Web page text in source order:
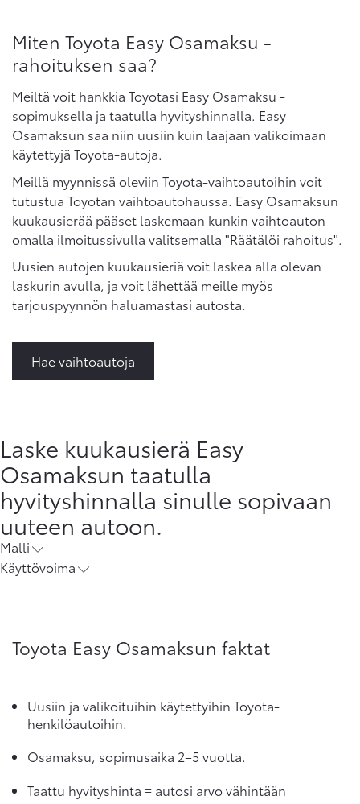
Miten Toyota Easy Osamaksu -
rahoituksen saa?
Meiltä voit hankkia Toyotasi Easy Osamaksu -
sopimuksella ja taatulla hyvityshinnalla. Easy
Osamaksun saa niin uusiin kuin laajaan valikoimaan
käytettyjä Toyota-autoja.
Meillä myynnissä oleviin Toyota-vaihtoautoihin voit
tutustua Toyotan vaihtoautohaussa. Easy Osamaksun
kuukausierää pääset laskemaan kunkin vaihtoauton
omalla ilmoitussivulla valitsemalla "Räätälöi rahoitus".
Uusien autojen kuukausieriä voit laskea alla olevan
laskurin avulla, ja voit lähettää meille myös
tarjouspyynnön haluamastasi autosta.
Hae vaihtoautoja
Laske kuukausierä Easy
Osamaksun taatulla
hyvityshinnalla sinulle sopivaan
uuteen autoon.
Malli
Käyttövoima
Toyota Easy Osamaksun faktat
Uusiin ja valikoituihin käytettyihin Toyota-
henkilöautoihin.
Osamaksu, sopimusaika 2–5 vuotta.
Taattu hyvityshinta = autosi arvo vähintään